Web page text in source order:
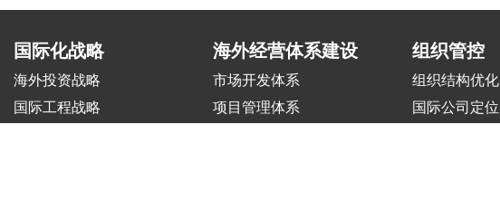
国际化战略
海外投资战略
国际工程战略
海外经营体系建设
市场开发体系
项目管理体系
组织管控
组织结构优化
国际公司定位